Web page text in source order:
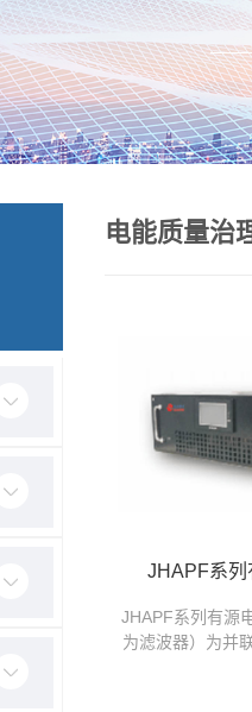
电能质量治
JHAPF系列
JHAPF系列有源
为滤波器）为并